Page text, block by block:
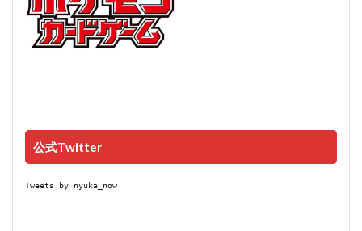
公式Twitter
Tweets by nyuka_now